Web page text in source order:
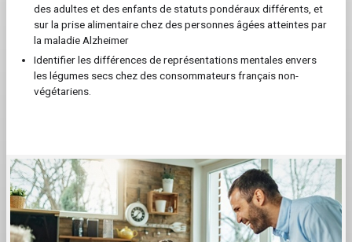
des adultes et des enfants de statuts pondéraux différents, et
sur la prise alimentaire chez des personnes âgées atteintes par
la maladie Alzheimer
Identifier les différences de représentations mentales envers
les légumes secs chez des consommateurs français non-
végétariens.